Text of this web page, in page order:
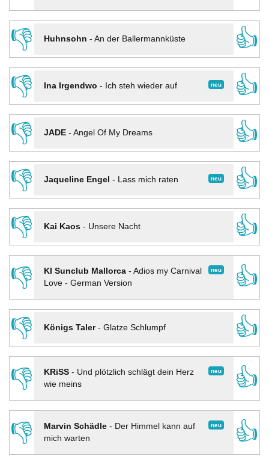
👎
Huhnsohn - An der Ballermannküste
👍
👎
neu
Ina Irgendwo - Ich steh wieder auf
👍
👎
JADE- Angel Of My Dreams
👍
👎
neu
Jaqueline Engel - Lass mich raten
👍
👎
Kai Kaos- Unsere Nacht
👍
👎
neu
KI Sunclub Mallorca- Adios my Carnival
Love - German Version
👍
👎
Königs Taler- Glatze Schlumpf
👍
👎
neu
KRiSS- Und plötzlich schlägt dein Herz
wie meins
👍
👎 neu
Marvin Schädle- Der Himmel kann auf
mich warten
👍